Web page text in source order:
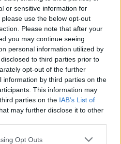
or sensitive information for
use the below opt-out
Please note that after your
you may continue seeing
personal information utilized by
to third parties prior to
opt-out of the further
information by third parties on the
This information may
parties on the IAB’s List of
may further disclose it to other
Opt Outs
a Marosvásárhelyi ASA,
a Farul az FK
FRISS HÍR